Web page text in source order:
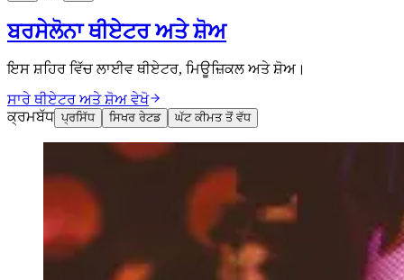
ਬਰਸੇਲੋਨਾ ਥੀਏਟਰ ਅਤੇ ਸ਼ੋਅ
ਇਸ ਸ਼ਹਿਰ ਵਿੱਚ ਲਾਈਵ ਥੀਏਟਰ, ਮਿਊਜ਼ਿਕਲ ਅਤੇ ਸ਼ੋਅ।
ਸਾਰੇ ਥੀਏਟਰ ਅਤੇ ਸ਼ੋਅ ਵੇਖੋ
ਕ੍ਰਮਬੱਧ ਪ੍ਰਸਿੱਧ ਸਿਖਰ ਰੇਟਡ ਘੱਟ ਕੀਮਤ ਤੋਂ ਵੱਧ